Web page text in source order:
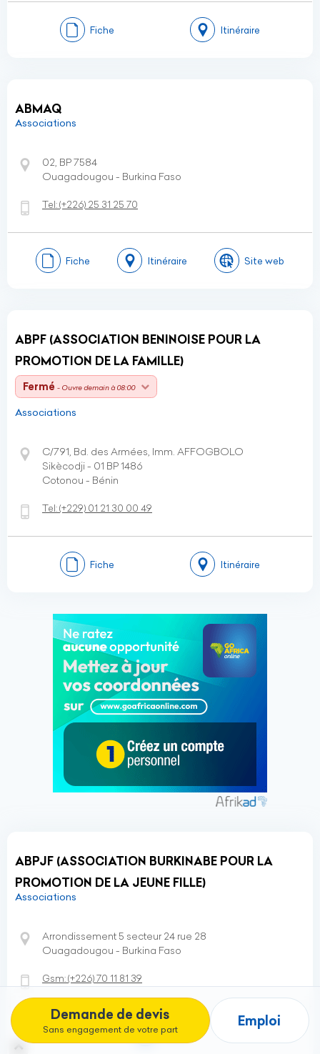
Demande de devis
Sans engagement de votre part
Emploi
Fiche Itinéraire
ABMAQ
Associations
02, BP 7584
Ouagadougou - Burkina Faso
Tel:(+226) 25 31 25 70
Fiche Itinéraire Site web
ABPF (ASSOCIATION BENINOISE POUR LA
PROMOTION DE LA FAMILLE)
Fermé - Ouvre demain à 08:00
Associations
C/791, Bd. des Armées, Imm. AFFOGBOLO
Sikècodji - 01 BP 1486
Cotonou - Bénin
Tel:(+229) 01 21 30 00 49
Fiche Itinéraire
ABPJF (ASSOCIATION BURKINABE POUR LA
PROMOTION DE LA JEUNE FILLE)
Associations
Arrondissement 5 secteur 24 rue 28
Ouagadougou - Burkina Faso
Gsm:(+226)70 11 81 39
Fiche